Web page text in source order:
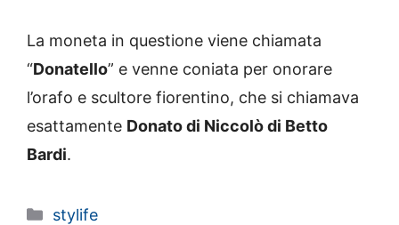
La moneta in questione viene chiamata
“Donatello” e venne coniata per onorare
l’orafo e scultore fiorentino, che si chiamava
esattamente Donato di Niccolò di Betto
Bardi.
Categorie
stylife